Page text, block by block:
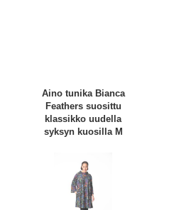
Aino tunika Bianca
Feathers suosittu
klassikko uudella
syksyn kuosilla M